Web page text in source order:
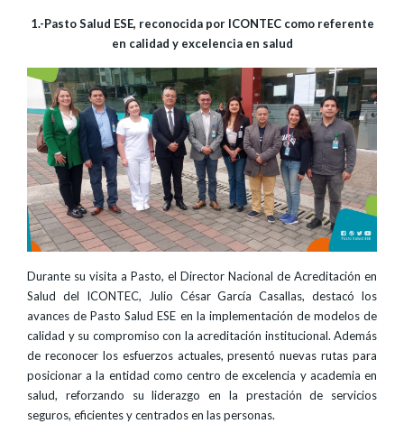
1.-Pasto Salud ESE, reconocida por ICONTEC como referente
en calidad y excelencia en salud
Durante su visita a Pasto, el Director Nacional de Acreditación en
Salud del ICONTEC, Julio César García Casallas, destacó los
avances de Pasto Salud ESE en la implementación de modelos de
calidad y su compromiso con la acreditación institucional. Además
de reconocer los esfuerzos actuales, presentó nuevas rutas para
posicionar a la entidad como centro de excelencia y academia en
salud, reforzando su liderazgo en la prestación de servicios
seguros, eficientes y centrados en las personas.